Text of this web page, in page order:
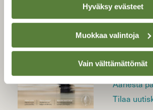
Hyväksy evästeet
Muokkaa valintoja
Vain välttämättömät
Uusin lehti
Tilaa
Tilaa
Äänestä
Tilaa